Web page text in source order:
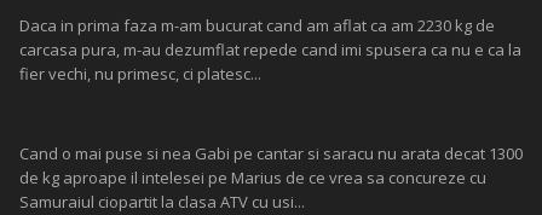
Daca in prima faza m-am bucurat cand am aflat ca am 2230 kg de
carcasa pura, m-au dezumflat repede cand imi spusera ca nu e ca la
fier vechi, nu primesc, ci platesc...
Cand o mai puse si nea Gabi pe cantar si saracu nu arata decat 1300
de kg aproape il intelesei pe Marius de ce vrea sa concureze cu
Samuraiul ciopartit la clasa ATV cu usi...